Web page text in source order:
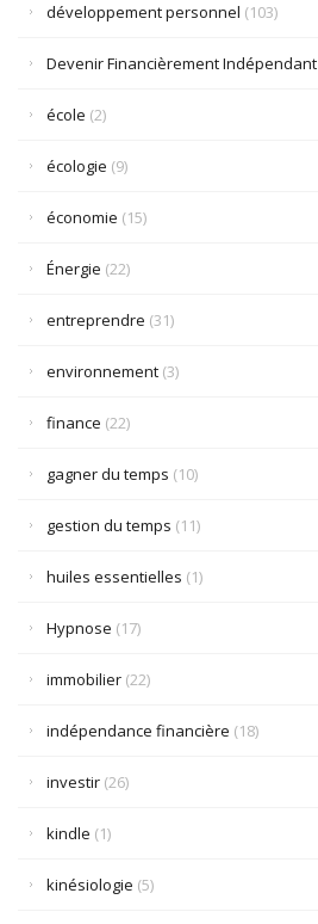
développement personnel (103)
Devenir Financièrement Indépendant
école (2)
écologie (9)
économie (15)
Énergie (22)
entreprendre (31)
environnement (3)
finance (22)
gagner du temps (10)
gestion du temps (11)
huiles essentielles (1)
Hypnose (17)
immobilier (22)
indépendance financière (18)
investir (26)
kindle (1)
kinésiologie (5)